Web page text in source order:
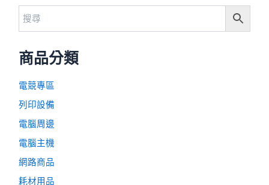
商品分類
電競專區
列印設備
電腦周邊
電腦主機
網路商品
耗材用品